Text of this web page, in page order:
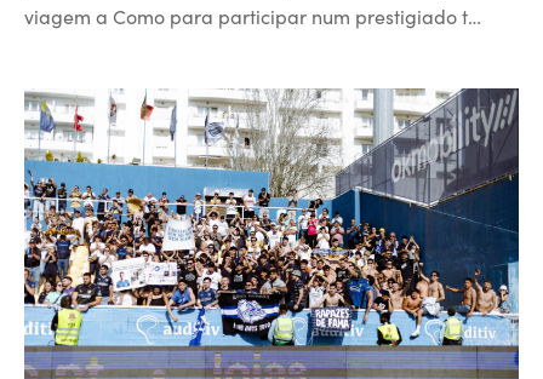
viagem a Como para participar num prestigiado t…